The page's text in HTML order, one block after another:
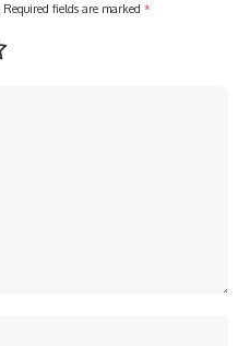
Required fields are marked *